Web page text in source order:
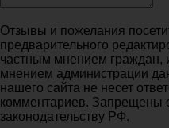
Отзывы и пожелания
предварительного
частным мнением граждан,
мнением администрации
нашего сайта не несет
комментариев. Запрещены
законодательству РФ.